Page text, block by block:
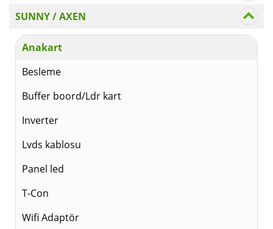
SUNNY / AXEN
Anakart
Besleme
Buffer boord/Ldr kart
Inverter
Lvds kablosu
Panel led
T-Con
Wifi Adaptör